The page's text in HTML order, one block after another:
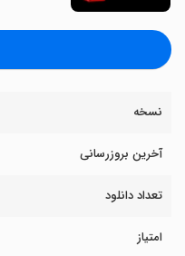
نسخه
آخرین بروزرسانی
تعداد دانلود
امتیاز